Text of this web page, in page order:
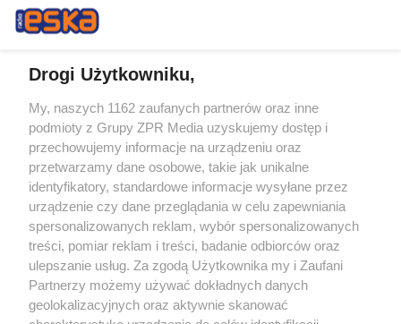
Żaden utwór zamieszczony w serwisie nie może być powielany i
rozpowszechniany lub dalej rozpowszechniany w jakikolwiek sposób (w
tym także elektroniczny lub mechaniczny) na jakimkolwiek polu
eksploatacji w jakiejkolwiek formie, włącznie z umieszczaniem w
Internecie bez pisemnej zgody właściciela praw. Jakiekolwiek użycie lub
wykorzystanie utworów w całości lub w części z naruszeniem prawa,
tzn. bez właściwej zgody, jest zabronione pod groźbą kary i może być
ścigane prawnie.
Drogi Użytkowniku,
My, naszych 1162 zaufanych partnerów oraz inne
podmioty z Grupy ZPR Media uzyskujemy dostęp i
przechowujemy informacje na urządzeniu oraz
przetwarzamy dane osobowe, takie jak unikalne
identyfikatory, standardowe informacje wysyłane przez
urządzenie czy dane przeglądania w celu zapewniania
spersonalizowanych reklam, wybór spersonalizowanych
treści, pomiar reklam i treści, badanie odbiorców oraz
ulepszanie usług. Za zgodą Użytkownika my i Zaufani
Partnerzy możemy używać dokładnych danych
geolokalizacyjnych oraz aktywnie skanować